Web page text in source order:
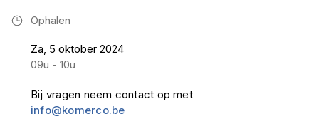
Ophalen
Za, 5 oktober 2024
09u - 10u
Bij vragen neem contact op met
info@komerco.be